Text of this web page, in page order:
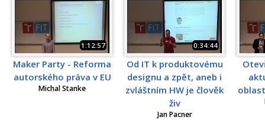
1:12:57
Maker Party - Reforma
autorského práva v EU
Michal Stanke
0:34:44
Od IT k produktovému
designu a zpět, aneb i
zvláštním HW je člověk
živ
Jan Pacner